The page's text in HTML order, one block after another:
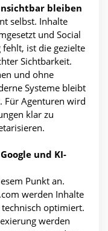
bleiben
selbst. Inhalte
und Social
ist die gezielte
Sichtbarkeit.
und ohne
Systeme bleibt
Für Agenturen wird
klar zu
und KI-
Punkt an.
werden Inhalte
optimiert.
werden